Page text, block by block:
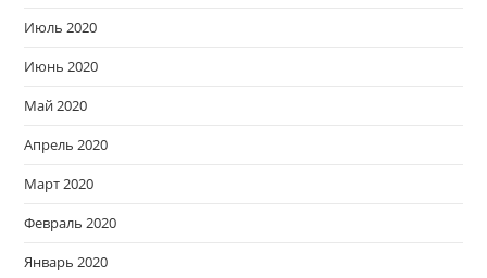
Июль 2020
Июнь 2020
Май 2020
Апрель 2020
Март 2020
Февраль 2020
Январь 2020